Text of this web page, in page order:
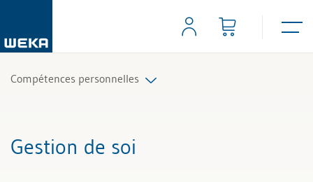
Compétences personnelles
Gestion de soi